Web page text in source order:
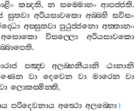
කන්‍දති, න සම‍්මොහං ආපජ‍්ජති.
සුතවා අරියසාවකො අබ‍්බහි සවිසං
අස‍්සුතවා පුථුජ‍්ජනො අත‍්තානං
අසොකො විසල‍්ලො
අරියසාවකො
.
පඤ‍්ච අලබ‍්භනීයානි
ඨානානි
වා දෙවෙන වා මාරෙන
වා
ලොකස‍්මින‍්ති,
පරිදෙවනාය අත්‍ථො අලබ‍්භො 1